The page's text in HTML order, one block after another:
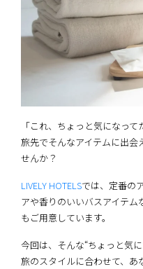
「これ、ちょっと気になって
旅先でそんなアイテムに出会
せんか？
LIVELY HOTELSでは、定番の
アや香りのいいバスアイテム
もご用意しています。
今回は、そんな“ちょっと気
旅のスタイルに合わせて、